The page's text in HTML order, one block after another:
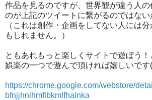
作品を見るのですが、世界観が違う人の
のが上記のツイートに繋がるのではない
（これは創作・企画をしてない人には
もしれません。）
ともあれもっと楽しくサイトで遊ぼう！
娯楽の一つで遊んで頂ければ嬉しいで
https://chrome.google.com/webstore/
bfnjjhnlhmflbkmlfhalnka